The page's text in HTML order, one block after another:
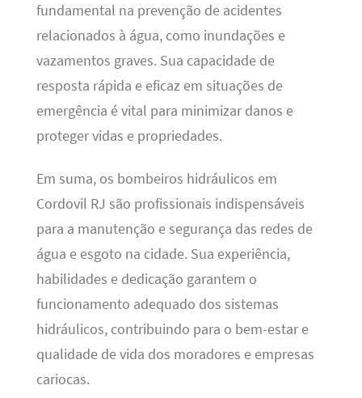
fundamental na prevenção de acidentes
relacionados à água, como inundações e
vazamentos graves. Sua capacidade de
resposta rápida e eficaz em situações de
emergência é vital para minimizar danos e
proteger vidas e propriedades.
Em suma, os bombeiros hidráulicos em
Cordovil RJ são profissionais indispensáveis
para a manutenção e segurança das redes de
água e esgoto na cidade. Sua experiência,
habilidades e dedicação garantem o
funcionamento adequado dos sistemas
hidráulicos, contribuindo para o bem-estar e
qualidade de vida dos moradores e empresas
cariocas.